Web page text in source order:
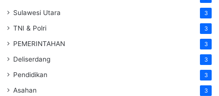
Sulawesi Utara 3
TNI & Polri 3
PEMERINTAHAN 3
Deliserdang 3
Pendidikan 3
Asahan 3